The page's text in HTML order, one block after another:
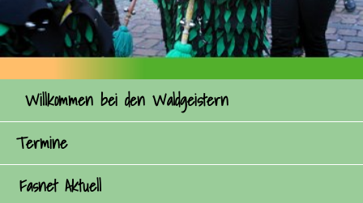
Willkommen bei den Waldgeistern
Termine
Fasnet Aktuell